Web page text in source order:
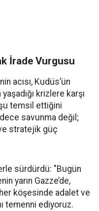
İrade Vurgusu
acısı, Kudüs’ün
krizlere karşı
temsil ettiğini
savunma değil;
ve stratejik güç
sürdürdü: "Bugün
yarın Gazze’de,
köşesinde adalet ve
temenni ediyoruz.